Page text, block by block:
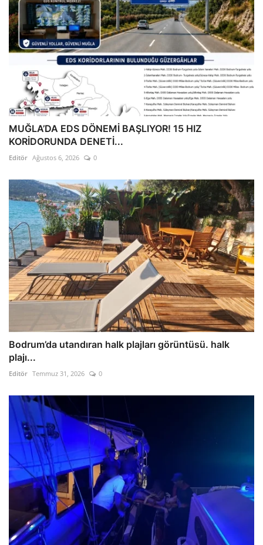
MUĞLA’DA EDS DÖNEMİ BAŞLIYOR! 15 HIZ
KORİDORUNDA DENETİ...
Editör Ağustos 6, 2026 0
Bodrum’da utandıran halk plajları görüntüsü. halk
plajı...
Editör Temmuz 31, 2026 0